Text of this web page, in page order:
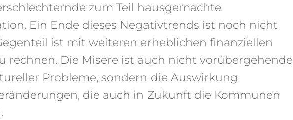
zum Teil hausgemachte
Ein Ende dieses Negativtrends ist noch nicht
ist mit weiteren erheblichen finanziellen
rechnen. Die Misere ist auch nicht vorübergehende
Probleme, sondern die Auswirkung
die auch in Zukunft die Kommunen